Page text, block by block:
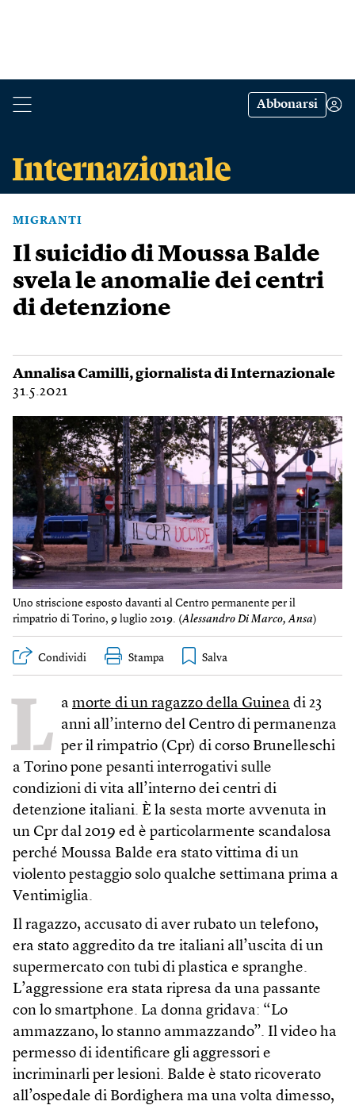
Abbonarsi
MIGRANTI
Il suicidio di Moussa Balde
svela le anomalie dei centri
di detenzione
Annalisa Camilli, giornalista di Internazionale
31.5.2021
Uno striscione esposto davanti al Centro permanente per il
rimpatrio di Torino, 9 luglio 2019. (Alessandro Di Marco, Ansa)
Condividi Stampa
L a morte di un ragazzo della Guinea di 23
anni all’interno del Centro di permanenza
per il rimpatrio (Cpr) di corso Brunelleschi
a Torino pone pesanti interrogativi sulle
condizioni di vita all’interno dei centri di
detenzione italiani. È la sesta morte avvenuta in
un Cpr dal 2019 ed è particolarmente scandalosa
perché Moussa Balde era stato vittima di un
violento pestaggio solo qualche settimana prima a
Ventimiglia.
Il ragazzo, accusato di aver rubato un telefono,
era stato aggredito da tre italiani all’uscita di un
supermercato con tubi di plastica e spranghe.
L’aggressione era stata ripresa da una passante
con lo smartphone. La donna gridava: “Lo
ammazzano, lo stanno ammazzando”. Il video ha
permesso di identificare gli aggressori e
incriminarli per lesioni. Balde è stato ricoverato
all’ospedale di Bordighera ma una volta dimesso,